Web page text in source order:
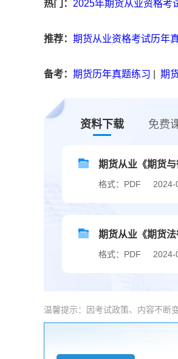
热门： 2025年期货从业资格考
推荐： 期货从业资格考试历年
备考： 期货历年真题练习 期
资料下载 免费
期货从业《期货
格式：PDF 2024-
期货从业《期货
格式：PDF 2024-
温馨提示：因考试政策、内容不断